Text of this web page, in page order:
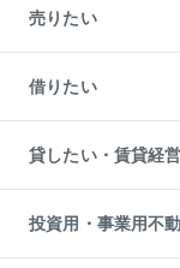
新築・分譲マンション
中古マンションの購入
一戸建ての購入
中古一戸建ての購入
不動産購入の流れ
注目キーワード物件特集
購入ガイド
English 繁体中文簡
売りたい
一戸建ての売却・査定
土地の売却・査定
スピードAI査定
不動産査定について
不動産売却の流れ
不動産買換えの流れ
売却ガイド
借りたい
オフィス・店舗の賃貸
借りるときの流れ
借りるガイド
貸したい・賃貸経営
マンション賃料データ
賃貸管理プラン
リロケーションについ
投資用・事業用不